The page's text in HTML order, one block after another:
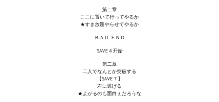
Doom 3 Remaster Fan Edition
X2 - The Threat Remaster Fan Edition
Star Trek Voyager Elite Force Remaster Fan Edition
Sacred Gold Remaster Fan Edition
第二章
ここに置いて行ってやるか
★すき放題やらせてやるか
ＢＡＤ ＥＮＤ
SAVE４开始
第二章
二人でなんとか突破する
【SAVE７】
左に逃げる
★よがるのも面白ぇだろうな